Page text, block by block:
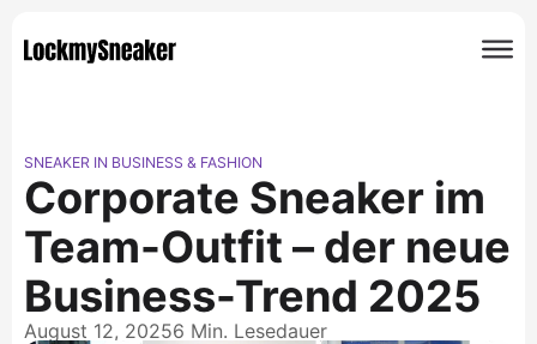
SNEAKER IN BUSINESS & FASHION
Corporate Sneaker im
Team-Outfit – der neue
Business-Trend 2025
August 12, 20256 Min. Lesedauer